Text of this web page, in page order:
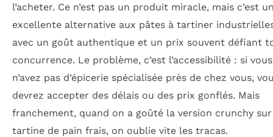
l’acheter. Ce n’est pas un produit miracle, mais c’est
excellente alternative aux pâtes à tartiner
avec un goût authentique et un prix souvent défiant
concurrence. Le problème, c’est l’accessibilité : si vous
n’avez pas d’épicerie spécialisée près de chez vous,
devrez accepter des délais ou des prix gonflés. Mais
franchement, quand on a goûté la version crunchy
tartine de pain frais, on oublie vite les tracas.